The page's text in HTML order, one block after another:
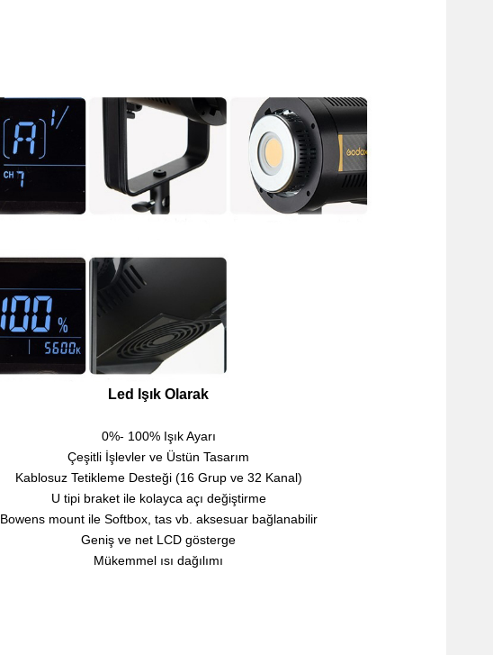
Led Işık Olarak
0%- 100% Işık Ayarı
Çeşitli İşlevler ve Üstün Tasarım
Kablosuz Tetikleme Desteği (16 Grup ve 32 Kanal)
U tipi braket ile kolayca açı değiştirme
Bowens mount ile Softbox, tas vb. aksesuar bağlanabilir
Geniş ve net LCD gösterge
Mükemmel ısı dağılımı